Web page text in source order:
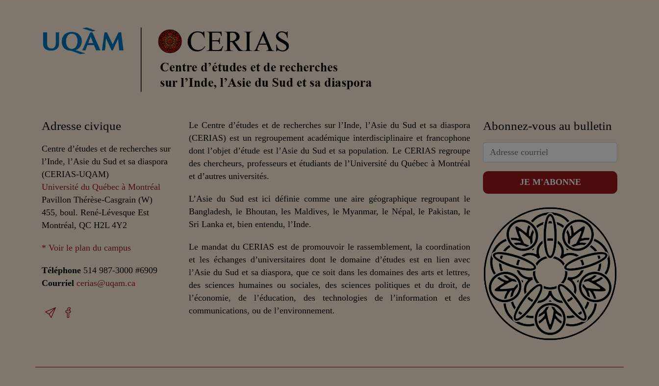
Adresse civique
Centre d’études et de recherches sur
l’Inde, l’Asie du Sud et sa diaspora
(CERIAS-UQAM)
Université du Québec à Montréal
Pavillon Thérèse-Casgrain (W)
455, boul. René-Lévesque Est
Montréal, QC H2L 4Y2
* Voir le plan du campus
Téléphone 514 987-3000 #6909
Courriel cerias@uqam.ca
Le Centre d’études et de recherches sur l’Inde, l’Asie du Sud et sa diaspora
(CERIAS) est un regroupement académique interdisciplinaire et francophone
dont l’objet d’étude est l’Asie du Sud et sa population. Le CERIAS regroupe
des chercheurs, professeurs et étudiants de l’Université du Québec à Montréal
et d’autres universités.
L’Asie du Sud est ici définie comme une aire géographique regroupant le
Bangladesh, le Bhoutan, les Maldives, le Myanmar, le Népal, le Pakistan, le
Sri Lanka et, bien entendu, l’Inde.
Le mandat du CERIAS est de promouvoir le rassemblement, la coordination
et les échanges d’universitaires dont le domaine d’études est en lien avec
l’Asie du Sud et sa diaspora, que ce soit dans les domaines des arts et lettres,
des sciences humaines ou sociales, des sciences politiques et du droit, de
l’économie, de l’éducation, des technologies de l’information et des
communications, ou de l’environnement.
Abonnez-vous au bulletin